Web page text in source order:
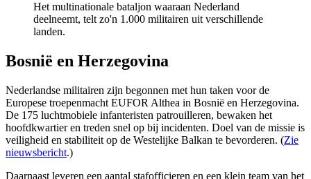
Het multinationale bataljon waaraan Nederland
deelneemt, telt zo'n 1.000 militairen uit verschillende
landen.
Bosnië en Herzegovina
Nederlandse militairen zijn begonnen met hun taken voor de
Europese troepenmacht EUFOR Althea in Bosnië en Herzegovina.
De 175 luchtmobiele infanteristen patrouilleren, bewaken het
hoofdkwartier en treden snel op bij incidenten. Doel van de missie is
veiligheid en stabiliteit op de Westelijke Balkan te bevorderen. (Zie
nieuwsbericht.)
Daarnaast leveren een aantal stafofficieren en een klein team van het